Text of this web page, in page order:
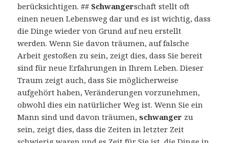
berücksichtigen. ## Schwangerschaft stellt oft
einen neuen Lebensweg dar und es ist wichtig, dass
die Dinge wieder von Grund auf neu erstellt
werden. Wenn Sie davon träumen, auf falsche
Arbeit gestoßen zu sein, zeigt dies, dass Sie bereit
sind für neue Erfahrungen in Ihrem Leben. Dieser
Traum zeigt auch, dass Sie möglicherweise
aufgehört haben, Veränderungen vorzunehmen,
obwohl dies ein natürlicher Weg ist. Wenn Sie ein
Mann sind und davon träumen,schwanger zu
sein, zeigt dies, dass die Zeiten in letzter Zeit